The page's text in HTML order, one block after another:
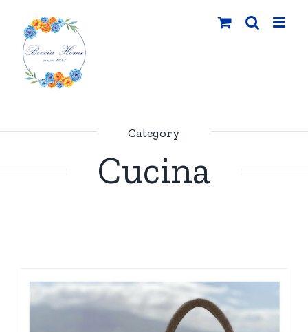
contenuto
Category
Cucina